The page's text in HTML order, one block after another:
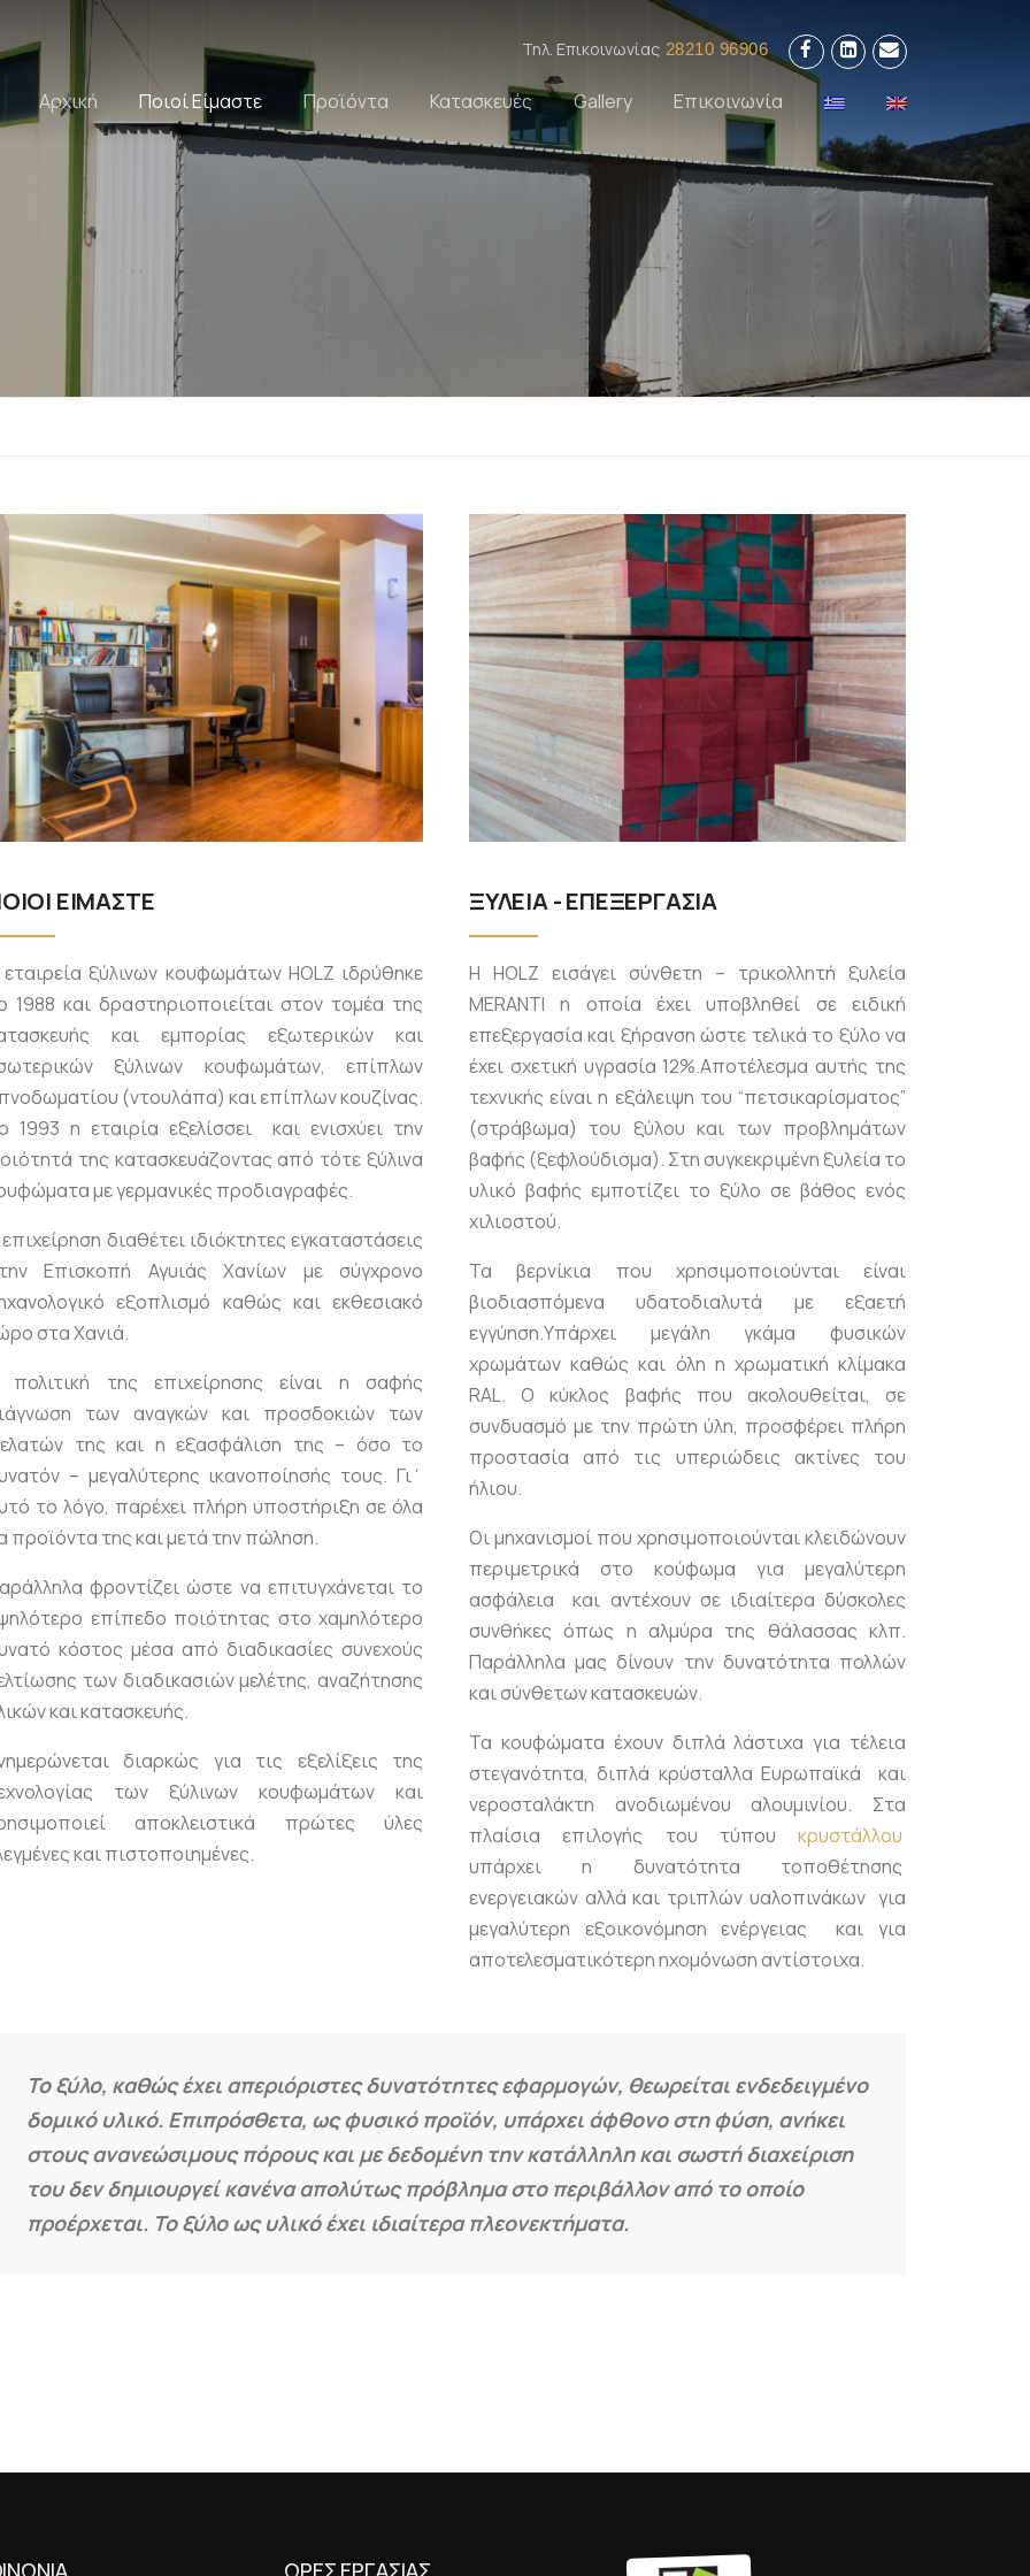
Τηλ. Επικοινωνίας 28210 96906
Αρχική Ποιοί Είμαστε Προϊόντα Κατασκευές Gallery Επικοινωνία
ΕΙΜΑΣΤΕ
ξύλινων κουφωμάτων HOLZ ιδρύθηκε
1988 και δραστηριοποιείται στον τομέα της
και εμπορίας εξωτερικών και
ξύλινων κουφωμάτων, επίπλων
(ντουλάπα) και επίπλων κουζίνας.
1993 η εταιρία εξελίσσει και ενισχύει την
της κατασκευάζοντας από τότε ξύλινα
με γερμανικές προδιαγραφές.
διαθέτει ιδιόκτητες εγκαταστάσεις
Επισκοπή Αγυιάς Χανίων με σύγχρονο
εξοπλισμό καθώς και εκθεσιακό
στα Χανιά.
της επιχείρησης είναι η σαφής
των αναγκών και προσδοκιών των
της και η εξασφάλιση της – όσο το
– μεγαλύτερης ικανοποίησής τους. Γι΄
το λόγο, παρέχει πλήρη υποστήριξη σε όλα
προϊόντα της και μετά την πώληση.
φροντίζει ώστε να επιτυγχάνεται το
επίπεδο ποιότητας στο χαμηλότερο
κόστος μέσα από διαδικασίες συνεχούς
των διαδικασιών μελέτης, αναζήτησης
και κατασκευής.
διαρκώς για τις εξελίξεις της
των ξύλινων κουφωμάτων και
αποκλειστικά πρώτες ύλες
και πιστοποιημένες.
ΞΥΛΕΙΑ - ΕΠΕΞΕΡΓΑΣΙΑ
Η HOLZ εισάγει σύνθετη – τρικολλητή ξυλεία
MERANTI η οποία έχει υποβληθεί σε ειδική
επεξεργασία και ξήρανση ώστε τελικά το ξύλο να
έχει σχετική υγρασία 12%.Αποτέλεσμα αυτής της
τεχνικής είναι η εξάλειψη του “πετσικαρίσματος”
(στράβωμα) του ξύλου και των προβλημάτων
βαφής (ξεφλούδισμα). Στη συγκεκριμένη ξυλεία το
υλικό βαφής εμποτίζει το ξύλο σε βάθος ενός
χιλιοστού.
Τα βερνίκια που χρησιμοποιούνται είναι
βιοδιασπόμενα υδατοδιαλυτά με εξαετή
εγγύηση.Υπάρχει μεγάλη γκάμα φυσικών
χρωμάτων καθώς και όλη η χρωματική κλίμακα
RAL. O κύκλος βαφής που ακολουθείται, σε
συνδυασμό με την πρώτη ύλη, προσφέρει πλήρη
προστασία από τις υπεριώδεις ακτίνες του
ήλιου.
Οι μηχανισμοί που χρησιμοποιούνται κλειδώνουν
περιμετρικά στο κούφωμα για μεγαλύτερη
ασφάλεια και αντέχουν σε ιδιαίτερα δύσκολες
συνθήκες όπως η αλμύρα της θάλασσας κλπ.
Παράλληλα μας δίνουν την δυνατότητα πολλών
και σύνθετων κατασκευών.
Τα κουφώματα έχουν διπλά λάστιχα για τέλεια
στεγανότητα, διπλά κρύσταλλα Ευρωπαϊκά και
νεροσταλάκτη ανοδιωμένου αλουμινίου. Στα
πλαίσια επιλογής του τύπου κρυστάλλου
υπάρχει η δυνατότητα τοποθέτησης
ενεργειακών αλλά και τριπλών υαλοπινάκων για
μεγαλύτερη εξοικονόμηση ενέργειας και για
αποτελεσματικότερη ηχομόνωση αντίστοιχα.
Το ξύλο, καθώς έχει απεριόριστες δυνατότητες εφαρμογών, θεωρείται ενδεδειγμένο
δομικό υλικό. Επιπρόσθετα, ως φυσικό προϊόν, υπάρχει άφθονο στη φύση, ανήκει
στους ανανεώσιμους πόρους και με δεδομένη την κατάλληλη και σωστή διαχείριση
του δεν δημιουργεί κανένα απολύτως πρόβλημα στο περιβάλλον από το οποίο
προέρχεται. Το ξύλο ως υλικό έχει ιδιαίτερα πλεονεκτήματα.
ΩΡΕΣ ΕΡΓΑΣΙΑΣ